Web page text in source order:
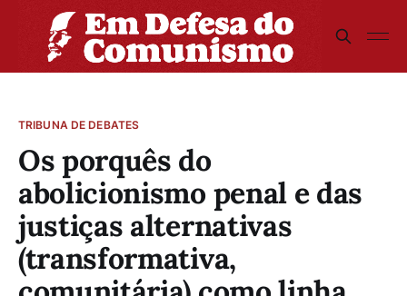
TRIBUNA DE DEBATES
Os porquês do
abolicionismo penal e das
justiças alternativas
(transformativa,